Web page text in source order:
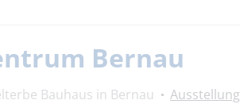
Bernau
Bauhaus in Bernau Ausstellung